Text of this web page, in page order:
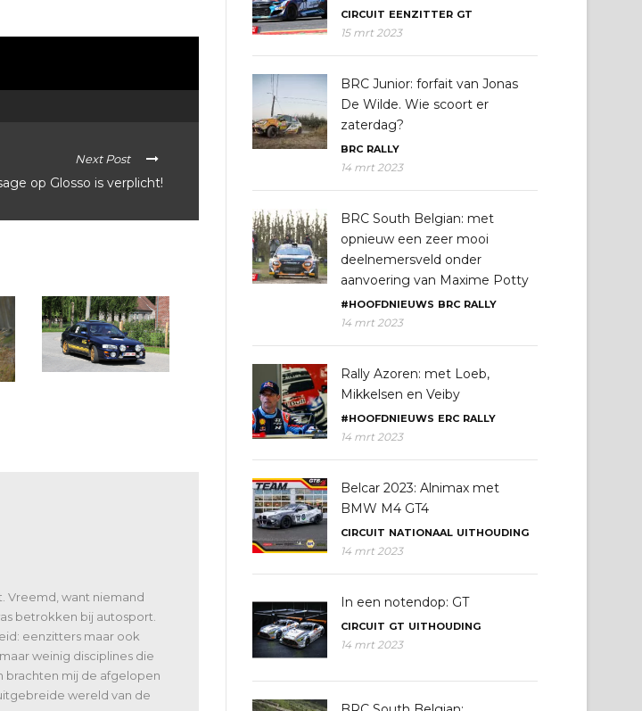
Next Post
op Glosso is verplicht!
Vreemd, want niemand
betrokken bij autosport.
eenzitters maar ook
weinig disciplines die
brachten mij de afgelopen
wereld van de
CIRCUIT EENZITTER GT
15 mrt 2023
BRC Junior: forfait van Jonas
De Wilde. Wie scoort er
zaterdag?
BRC RALLY
14 mrt 2023
BRC South Belgian: met
opnieuw een zeer mooi
deelnemersveld onder
aanvoering van Maxime Potty
#HOOFDNIEUWS BRC RALLY
14 mrt 2023
Rally Azoren: met Loeb,
Mikkelsen en Veiby
#HOOFDNIEUWS ERC RALLY
14 mrt 2023
Belcar 2023: Alnimax met
BMW M4 GT4
CIRCUIT NATIONAAL UITHOUDING
14 mrt 2023
In een notendop: GT
CIRCUIT GT UITHOUDING
14 mrt 2023